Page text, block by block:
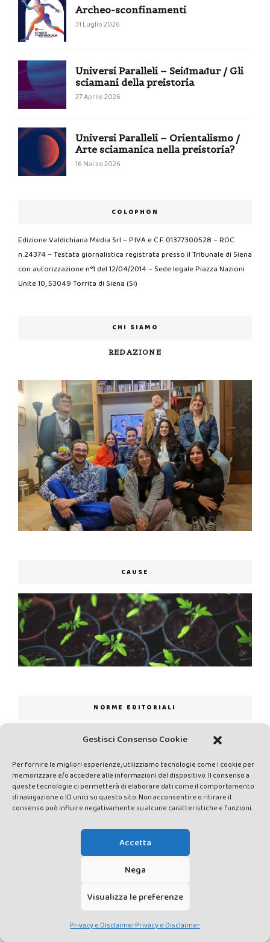
Gestisci Consenso Cookie
Per fornire le migliori esperienze, utilizziamo tecnologie come i cookie per
memorizzare e/o accedere alle informazioni del dispositivo. Il consenso a
queste tecnologie ci permetterà di elaborare dati come il comportamento
di navigazione o ID unici su questo sito. Non acconsentire o ritirare il
consenso può influire negativamente su alcune caratteristiche e funzioni.
Accetta
Nega
Visualizza le preferenze
Privacy e DisclaimerPrivacy e Disclaimer
Archeo-sconfinamenti
31 Luglio 2026
Universi Paralleli – Seiđmađur / Gli
sciamani della preistoria
27 Aprile 2026
Universi Paralleli – Orientalismo /
Arte sciamanica nella preistoria?
16 Marzo 2026
COLOPHON
Edizione Valdichiana Media Srl – P.IVA e C.F. 01377300528 – ROC
n.24374 – Testata giornalistica registrata presso il Tribunale di Siena
con autorizzazione n°1 del 12/04/2014 – Sede legale Piazza Nazioni
Unite 10, 53049 Torrita di Siena (SI)
CHI SIAMO
REDAZIONE
CAUSE
NORME EDITORIALI
PRIVACY E DISCLAIMER DATI PERSONALI